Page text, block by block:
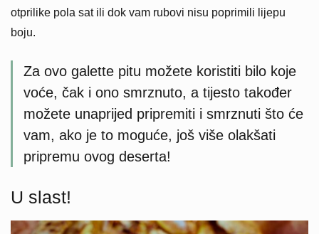
otprilike pola sat ili dok vam rubovi nisu poprimili lijepu
boju.
Za ovo galette pitu možete koristiti bilo koje
voće, čak i ono smrznuto, a tijesto također
možete unaprijed pripremiti i smrznuti što će
vam, ako je to moguće, još više olakšati
pripremu ovog deserta!
U slast!